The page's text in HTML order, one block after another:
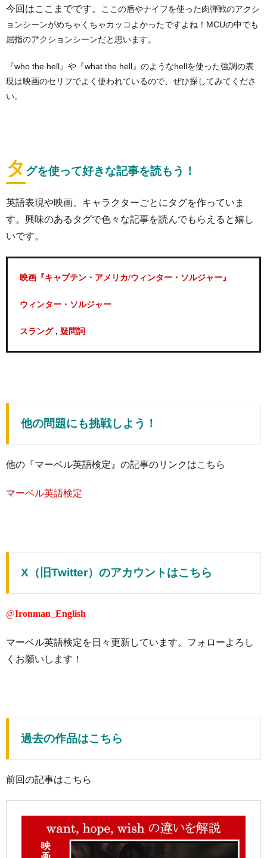
今回はここまでです。
ここの盾やナイフを使った肉弾戦のアクシ
ョンシーンがめちゃくちゃカッコよかったですよね！MCUの中でも
屈指のアクションシーンだと思います。
『who the hell』や『what the hell』のようなhellを使った強調の表
現は映画のセリフでよく使われているので、ぜひ探してみてくださ
い。
タ グを使って好きな記事を読もう！
英語表現や映画、キャラクターごとにタグを作っていま
す。興味のあるタグで色々な記事を読んでもらえると嬉し
いです。
映画『キャプテン・アメリカ/ウィンター・ソルジャー』
ウィンター・ソルジャー
スラング, 疑問詞
他の問題にも挑戦しよう！
他の『マーベル英語検定』の記事のリンクはこちら
マーベル英語検定
X（旧Twitter）のアカウントはこちら
@Ironman_English
マーベル英語検定を日々更新しています。フォローよろし
くお願いします！
過去の作品はこちら
前回の記事はこちら